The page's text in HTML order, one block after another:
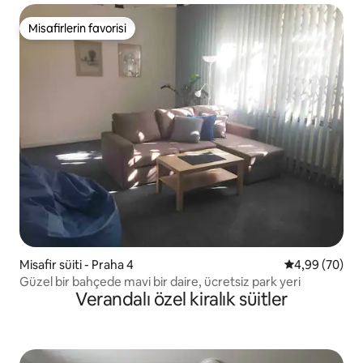
Misafirlerin favorisi
Misafirlerin favorisi
Misafir süiti - Praha 4 5 üzerinden
4,99 (70)
Güzel bir bahçede mavi bir daire, ücretsiz park yeri
Verandalı özel kiralık süitler